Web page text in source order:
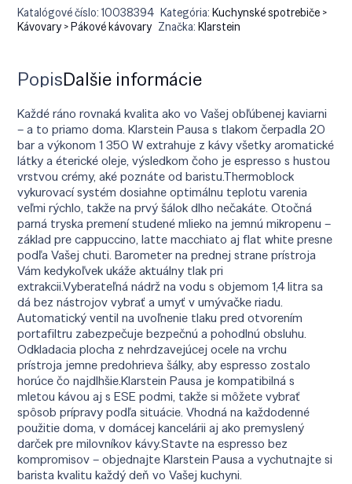
Katalógové číslo:10038394 Kategória:Kuchynské spotrebiče >
Kávovary > Pákové kávovary Značka:Klarstein
PopisĎalšie informácie
Každé ráno rovnaká kvalita ako vo Vašej obľúbenej kaviarni
– a to priamo doma. Klarstein Pausa s tlakom čerpadla 20
bar a výkonom 1 350 W extrahuje z kávy všetky aromatické
látky a éterické oleje, výsledkom čoho je espresso s hustou
vrstvou crémy, aké poznáte od baristu.Thermoblock
vykurovací systém dosiahne optimálnu teplotu varenia
veľmi rýchlo, takže na prvý šálok dlho nečakáte. Otočná
parná tryska premení studené mlieko na jemnú mikropenu –
základ pre cappuccino, latte macchiato aj flat white presne
podľa Vašej chuti. Barometer na prednej strane prístroja
Vám kedykoľvek ukáže aktuálny tlak pri
extrakcii.Vyberateľná nádrž na vodu s objemom 1,4 litra sa
dá bez nástrojov vybrať a umyť v umývačke riadu.
Automatický ventil na uvoľnenie tlaku pred otvorením
portafiltru zabezpečuje bezpečnú a pohodlnú obsluhu.
Odkladacia plocha z nehrdzavejúcej ocele na vrchu
prístroja jemne predohrieva šálky, aby espresso zostalo
horúce čo najdlhšie.Klarstein Pausa je kompatibilná s
mletou kávou aj s ESE podmi, takže si môžete vybrať
spôsob prípravy podľa situácie. Vhodná na každodenné
použitie doma, v domácej kancelárii aj ako premyslený
darček pre milovníkov kávy.Stavte na espresso bez
kompromisov – objednajte Klarstein Pausa a vychutnajte si
barista kvalitu každý deň vo Vašej kuchyni.